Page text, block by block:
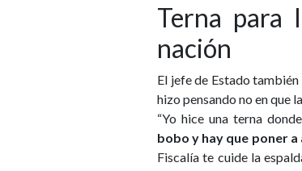
Terna para
nación
El jefe de Estado
hizo pensando no en que
“Yo hice una terna
bobo y hay que poner a
Fiscalía te cuide la